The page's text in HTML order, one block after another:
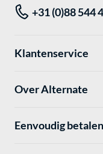
+31 (0)88 544
Klantenservice
Over Alternate
Eenvoudig betalen